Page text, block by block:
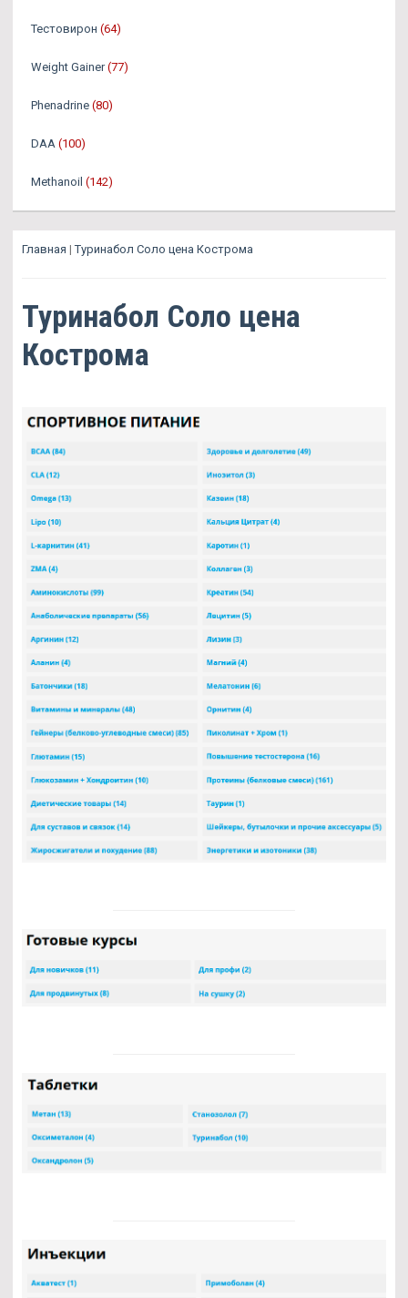
Тестовирон (64)
Weight Gainer (77)
Phenadrine (80)
DAA (100)
Methanoil (142)
Главная |Туринабол Соло цена Кострома
Туринабол Соло цена
Кострома